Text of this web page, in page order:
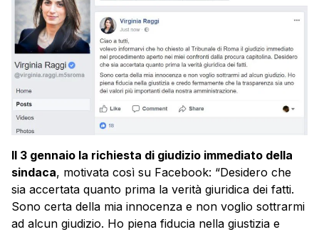
Il 3 gennaio la richiesta di giudizio immediato della
sindaca, motivata così su Facebook: “Desidero che
sia accertata quanto prima la verità giuridica dei fatti.
Sono certa della mia innocenza e non voglio sottrarmi
ad alcun giudizio. Ho piena fiducia nella giustizia e